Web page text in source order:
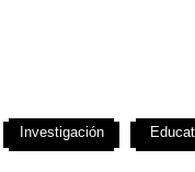
Investigación